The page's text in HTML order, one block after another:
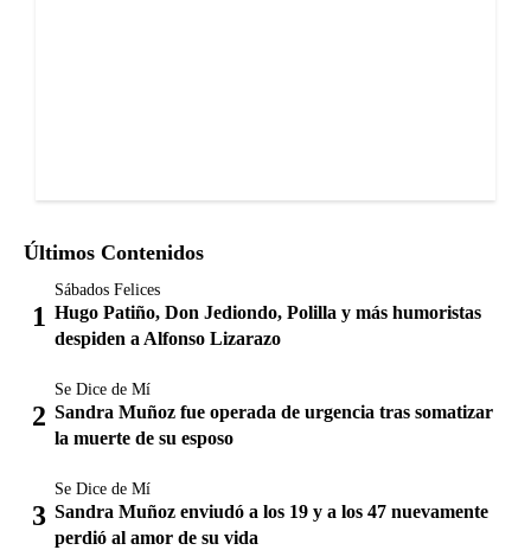
Últimos Contenidos
Sábados Felices
Hugo Patiño, Don Jediondo, Polilla y más humoristas
despiden a Alfonso Lizarazo
Se Dice de Mí
Sandra Muñoz fue operada de urgencia tras somatizar
la muerte de su esposo
Se Dice de Mí
Sandra Muñoz enviudó a los 19 y a los 47 nuevamente
perdió al amor de su vida